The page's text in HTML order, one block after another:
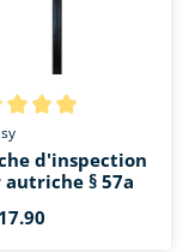
de 5 sur 5
d'inspection
autriche § 57a